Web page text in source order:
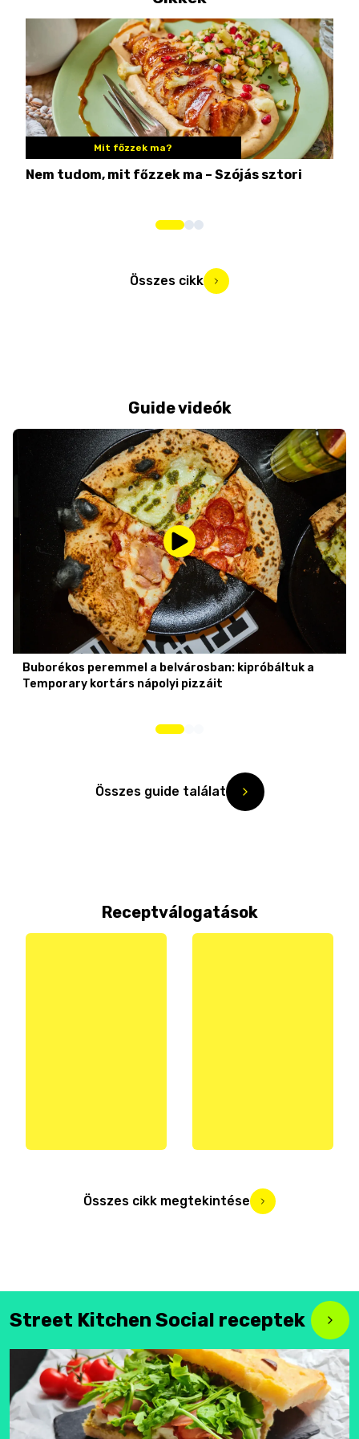
Mit főzzek ma?
Nem tudom, mit főzzek ma – Szójás sztori
Összes cikk
Guide videók
Buborékos peremmel a belvárosban: kipróbáltuk a
Temporary kortárs nápolyi pizzáit
Összes guide találat
Receptválogatások
Összes cikk megtekintése
Street Kitchen Social receptek